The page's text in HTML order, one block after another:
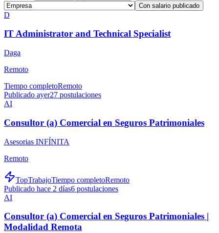
Con salario publicado
D
IT Administrator and Technical Specialist
Daga
Remoto
Tiempo completoRemoto
Publicado ayer27 postulaciones
AI
Consultor (a) Comercial en Seguros Patrimoniales
Asesorias INFÍNITA
Remoto
TopTrabajoTiempo completoRemoto
Publicado hace 2 días6 postulaciones
AI
Consultor (a) Comercial en Seguros Patrimoniales |
Modalidad Remota